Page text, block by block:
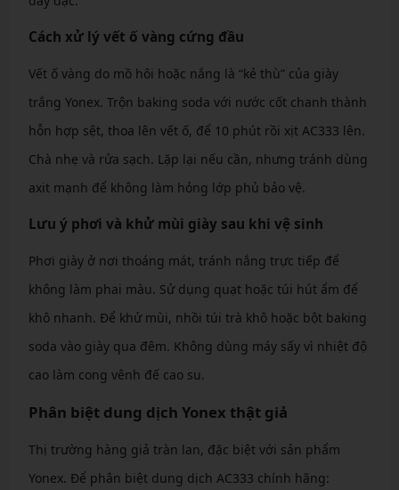
Cách xử lý vết ố vàng cứng đầu
Vết ố vàng do mồ hôi hoặc nắng là “kẻ thù” của giày
trắng Yonex. Trộn baking soda với nước cốt chanh thành
hỗn hợp sệt, thoa lên vết ố, để 10 phút rồi xịt AC333 lên.
Chà nhẹ và rửa sạch. Lặp lại nếu cần, nhưng tránh dùng
axit mạnh để không làm hỏng lớp phủ bảo vệ.
Lưu ý phơi và khử mùi giày sau khi vệ sinh
Phơi giày ở nơi thoáng mát, tránh nắng trực tiếp để
không làm phai màu. Sử dụng quạt hoặc túi hút ẩm để
khô nhanh. Để khử mùi, nhồi túi trà khô hoặc bột baking
soda vào giày qua đêm. Không dùng máy sấy vì nhiệt độ
cao làm cong vênh đế cao su.
Phân biệt dung dịch Yonex thật giả
Thị trường hàng giả tràn lan, đặc biệt với sản phẩm
Yonex. Để phân biệt dung dịch AC333 chính hãng: